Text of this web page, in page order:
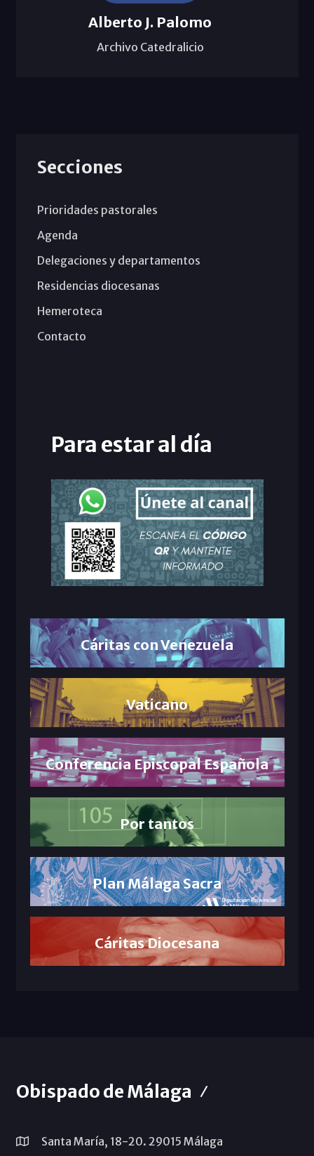
Alberto J. Palomo
Archivo Catedralicio
Secciones
Prioridades pastorales
Agenda
Delegaciones y departamentos
Residencias diocesanas
Hemeroteca
Contacto
Para estar al día
Cáritas con Venezuela
Vaticano
Conferencia Episcopal Española
Por tantos
Plan Málaga Sacra
Cáritas Diocesana
Obispado de Málaga
Santa María, 18-20. 29015 Málaga